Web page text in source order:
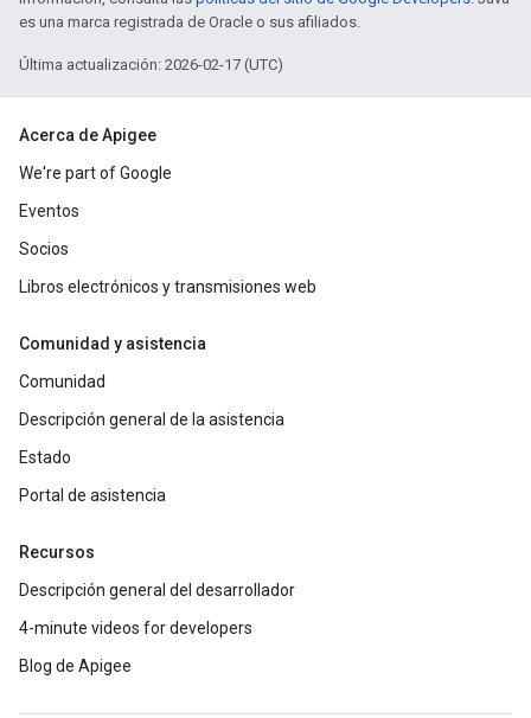
es una marca registrada de Oracle o sus afiliados.
Última actualización: 2026-02-17 (UTC)
Acerca de Apigee
We're part of Google
Eventos
Socios
Libros electrónicos y transmisiones web
Comunidad y asistencia
Comunidad
Descripción general de la asistencia
Estado
Portal de asistencia
Recursos
Descripción general del desarrollador
4-minute videos for developers
Blog de Apigee